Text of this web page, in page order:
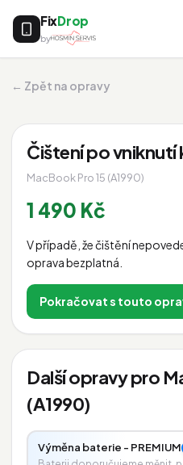
FixDrop
by
← Zpět na opravy
Čištení po vniknutí
MacBook Pro 15 (A1990)
1 490 Kč
V případě, že čištění
oprava bezplatná.
Pokračovat s touto
Další opravy pro
(A1990)
Výměna baterie - PREMIUM